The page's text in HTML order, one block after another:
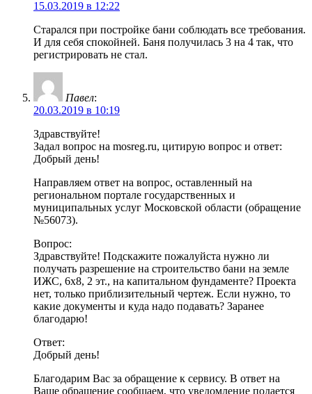
15.03.2019 в 12:22
Старался при постройке бани соблюдать все требования.
И для себя спокойней. Баня получилась 3 на 4 так, что
регистрировать не стал.
Павел:
20.03.2019 в 10:19
Здравствуйте!
Задал вопрос на mosreg.ru, цитирую вопрос и ответ:
Добрый день!
Направляем ответ на вопрос, оставленный на
региональном портале государственных и
муниципальных услуг Московской области (обращение
№56073).
Вопрос:
Здравствуйте! Подскажите пожалуйста нужно ли
получать разрешение на строительство бани на земле
ИЖС, 6х8, 2 эт., на капитальном фундаменте? Проекта
нет, только приблизительный чертеж. Если нужно, то
какие документы и куда надо подавать? Заранее
благодарю!
Ответ:
Добрый день!
Благодарим Вас за обращение к сервису. В ответ на
Ваше обращение сообщаем, что уведомление подается